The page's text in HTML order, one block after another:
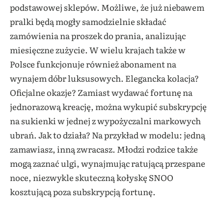
podstawowej sklepów. Możliwe, że już niebawem
pralki będą mogły samodzielnie składać
zamówienia na proszek do prania, analizując
miesięczne zużycie. W wielu krajach także w
Polsce funkcjonuje również abonament na
wynajem dóbr luksusowych. Elegancka kolacja?
Oficjalne okazje? Zamiast wydawać fortunę na
jednorazową kreację, można wykupić subskrypcję
na sukienki w jednej z wypożyczalni markowych
ubrań. Jak to działa? Na przykład w modelu: jedną
zamawiasz, inną zwracasz. Młodzi rodzice także
mogą zaznać ulgi, wynajmując ratującą przespane
noce, niezwykle skuteczną kołyskę SNOO
kosztującą poza subskrypcją fortunę.